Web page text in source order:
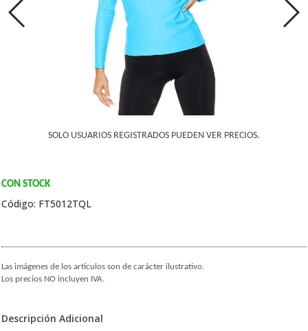
SOLO USUARIOS REGISTRADOS PUEDEN VER PRECIOS.
CON STOCK
Código: FT5012TQL
Las imágenes de los artículos son de carácter ilustrativo.
Los precios NO incluyen IVA.
Descripción Adicional